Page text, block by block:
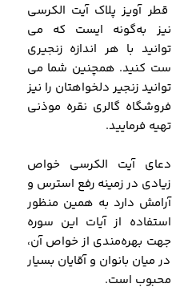
قطر آویز پلاک آیت الکرسی
نیز به‌گونه ایست که می
توانید با هر اندازه زنجیری
ست کنید. همچنین شما می
توانید زنجیر دلخواهتان را نیز
فروشگاه گالری نقره موذنی
تهیه فرمایید.
دعای آیت الکرسی خواص
زیادی در زمینه رفع استرس و
آرامش دارد به همین منظور
استفاده از آیات این سوره
جهت بهره‌مندی از خواص آن،
در میان بانوان و آقایان بسیار
محبوب است.